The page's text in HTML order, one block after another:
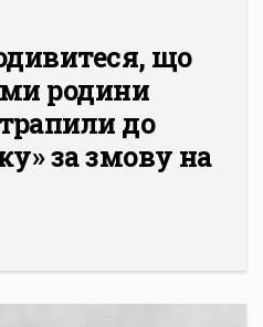
що
родини
до
за змову на